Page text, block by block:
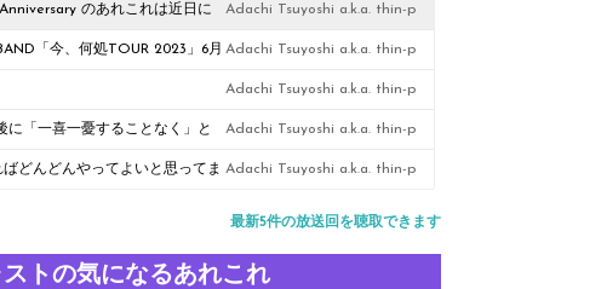
のあれこれは近日に Adachi Tsuyoshi a.k.a. thin-p
「今、何処TOUR 2023」6月
話し
Adachi Tsuyoshi a.k.a. thin-p
Adachi Tsuyoshi a.k.a. thin-p
に「一喜一憂することなく」と Adachi Tsuyoshi a.k.a. thin-p
どんどんやってよいと思ってま Adachi Tsuyoshi a.k.a. thin-p
最新5件の放送回を聴取できます
トの気になるあれこれ